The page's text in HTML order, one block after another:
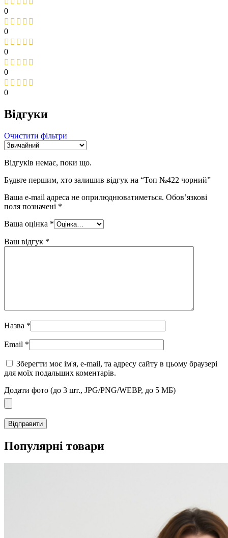
0
0
0
0
0
Відгуки
Очистити фільтри
Відгуків немає, поки що.
Будьте першим, хто залишив відгук на “Топ №422 чорний”
Ваша e-mail адреса не оприлюднюватиметься. Обов’язкові
поля позначені *
Ваша оцінка *
Ваш відгук *
Назва *
Email *
Зберегти моє ім'я, e-mail, та адресу сайту в цьому браузері
для моїх подальших коментарів.
Додати фото (до 3 шт., JPG/PNG/WEBP, до 5 МБ)
Популярні товари